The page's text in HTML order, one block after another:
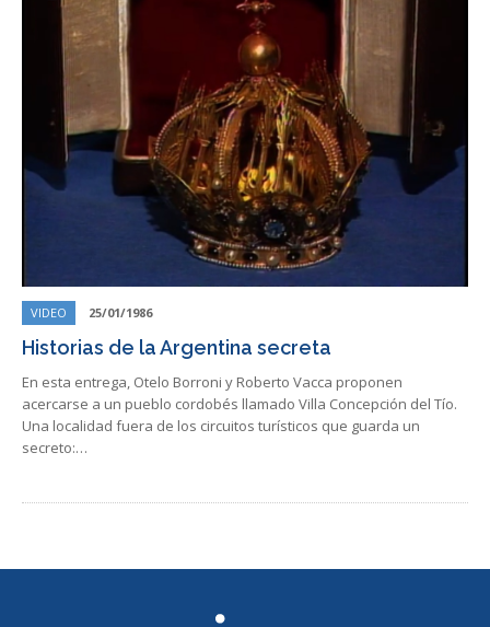
VIDEO 25/01/1986
Historias de la Argentina secreta
En esta entrega, Otelo Borroni y Roberto Vacca proponen
acercarse a un pueblo cordobés llamado Villa Concepción del Tío.
Una localidad fuera de los circuitos turísticos que guarda un
secreto:…